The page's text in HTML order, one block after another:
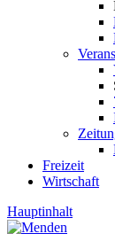
Freizeit
Wirtschaft
Hauptinhalt